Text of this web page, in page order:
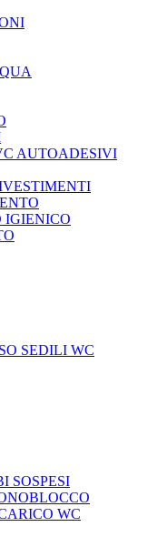
AUTOADESIVI
IGIENICO
SEDILI WC
SOSPESI
WC